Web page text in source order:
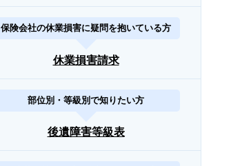
保険会社の休業損害に疑問を抱いている方
休業損害請求
部位別・等級別で知りたい方
後遺障害等級表